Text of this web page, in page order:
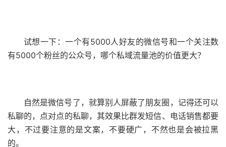
试想一下：一个有5000人好友的微信号和一个关注数
有5000个粉丝的公众号，哪个私域流量池的价值更大？
自然是微信号了，就算别人屏蔽了朋友圈，记得还可以
私聊的，点对点的私聊，其效果比群发短信、电话销售都要
大，不过要注意的是文案，不要硬广，不然也是会被拉黑
的。